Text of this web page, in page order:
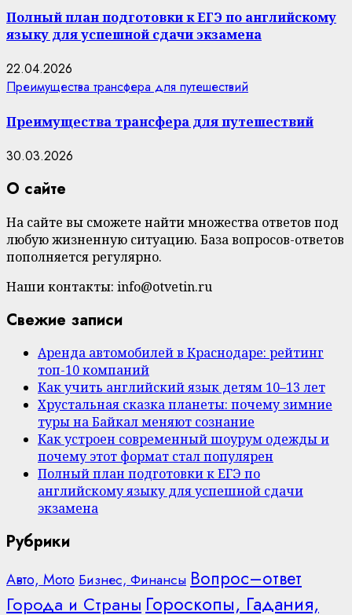
Полный план подготовки к ЕГЭ по английскому
языку для успешной сдачи экзамена
22.04.2026
Преимущества трансфера для путешествий
Преимущества трансфера для путешествий
30.03.2026
О сайте
На сайте вы сможете найти множества ответов под
любую жизненную ситуацию. База вопросов-ответов
пополняется регулярно.
Наши контакты: info@otvetin.ru
Свежие записи
Аренда автомобилей в Краснодаре: рейтинг
топ-10 компаний
Как учить английский язык детям 10–13 лет
Хрустальная сказка планеты: почему зимние
туры на Байкал меняют сознание
Как устроен современный шоурум одежды и
почему этот формат стал популярен
Полный план подготовки к ЕГЭ по
английскому языку для успешной сдачи
экзамена
Рубрики
Авто, МотоБизнес, Финансы Вопрос–ответ
Города и Страны Гороскопы, Гадания,